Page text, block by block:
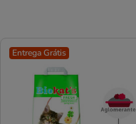
Entrega Grátis